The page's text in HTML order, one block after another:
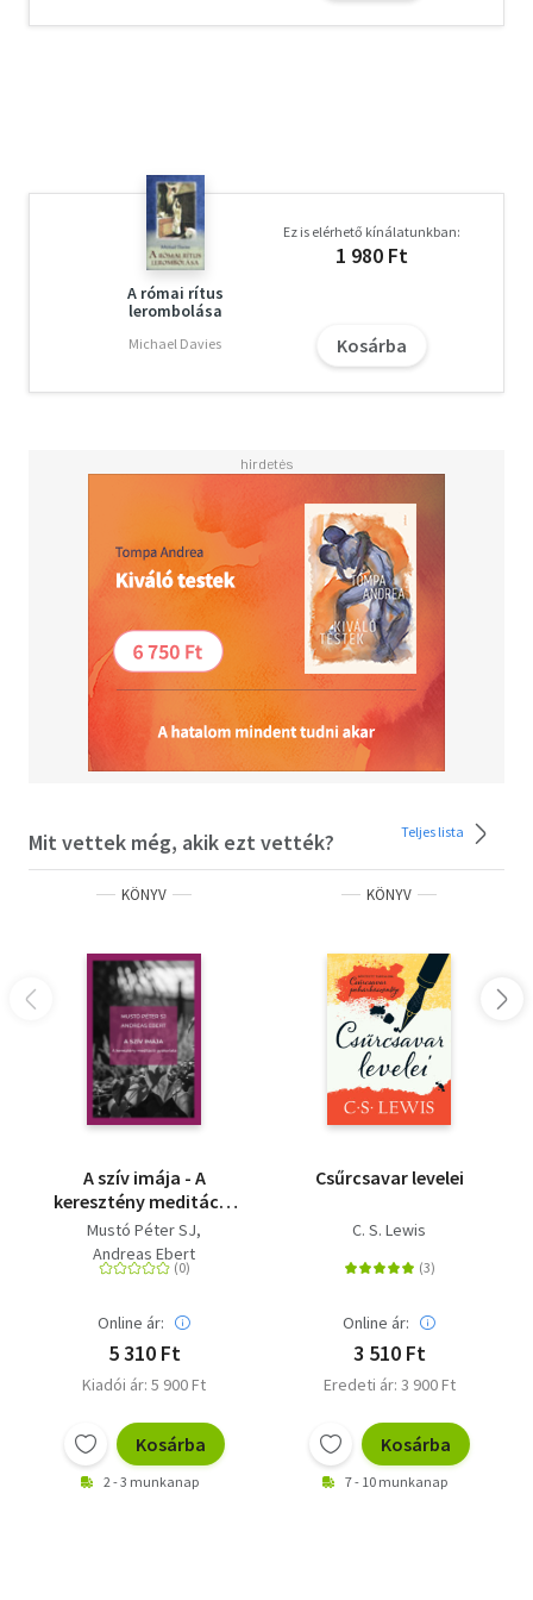
A római rítus
lerombolása
Michael Davies
Ez is elérhető kínálatunkban:
1 980 Ft
Kosárba
Mit vettek még, akik ezt vették? Teljes lista
KÖNYV
A szív imája - A
keresztény meditáció
gyakorlata
Mustó Péter SJ
Andreas Ebert
Online ár:
5 310 Ft
Kiadói ár: 5 900 Ft
Kosárba
2 - 3 munkanap
KÖNYV
Csűrcsavar levelei
C. S. Lewis
Online ár:
3 510 Ft
Eredeti ár: 3 900 Ft
Kosárba
7 - 10 munkanap